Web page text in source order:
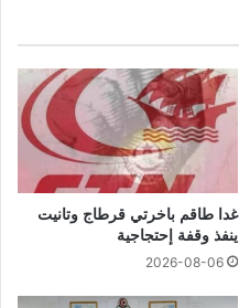
غدا طاقم باخرتي قرطاج وتانيت
ينفذ وقفة إحتجاجية
2026-08-06